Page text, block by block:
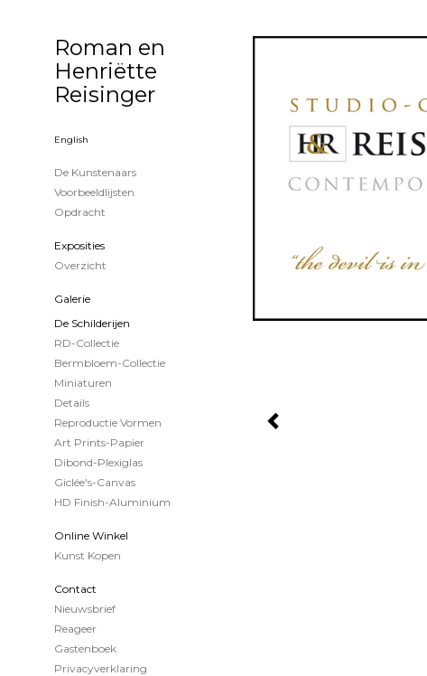
Roman en
Henriëtte
Reisinger
English
De Kunstenaars
Voorbeeldlijsten
Opdracht
Exposities
Overzicht
Galerie
De Schilderijen
RD-Collectie
Bermbloem-Collectie
Miniaturen
Details
Reproductie Vormen
Art Prints-Papier
Dibond-Plexiglas
Giclée's-Canvas
HD Finish-Aluminium
Online Winkel
Kunst Kopen
Contact
Nieuwsbrief
Reageer
Gastenboek
Privacyverklaring